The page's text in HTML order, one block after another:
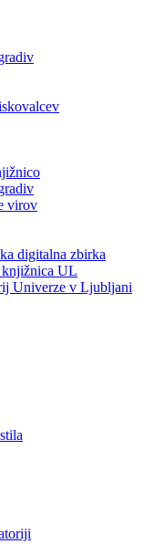
virov
digitalna zbirka
UL
Univerze v Ljubljani